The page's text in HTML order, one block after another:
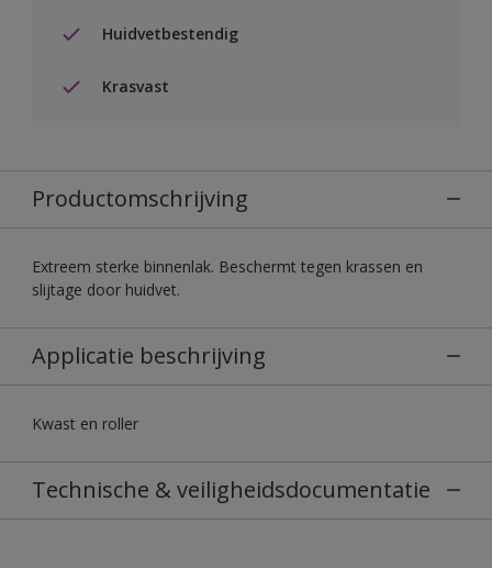
Huidvetbestendig
Krasvast
Productomschrijving
Extreem sterke binnenlak. Beschermt tegen krassen en
slijtage door huidvet.
Applicatie beschrijving
Kwast en roller
Technische & veiligheidsdocumentatie